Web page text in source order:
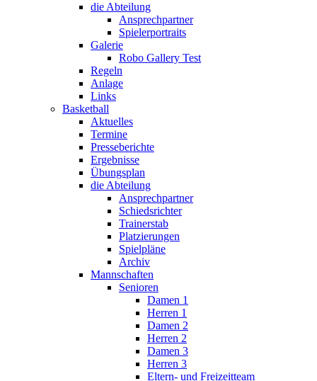
die Abteilung
Ansprechpartner
Spielerportraits
Galerie
Robo Gallery Test
Regeln
Anlage
Links
Basketball
Aktuelles
Termine
Presseberichte
Ergebnisse
Übungsplan
die Abteilung
Ansprechpartner
Schiedsrichter
Trainerstab
Platzierungen
Spielpläne
Archiv
Mannschaften
Senioren
Damen 1
Herren 1
Damen 2
Herren 2
Damen 3
Herren 3
Eltern- und Freizeitteam